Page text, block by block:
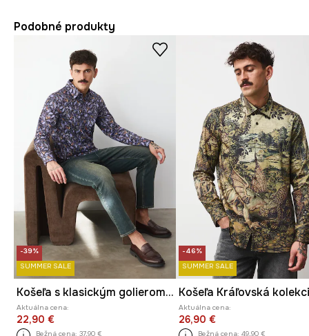
Podobné produkty
-39%
SUMMER SALE
Košeľa s klasickým golierom, so vzorom
Aktuálna cena:
22,90 €
Bežná cena: 37,90 €
-46%
SUMMER SALE
Košeľa Kráľovská
Aktuálna cena:
26,90 €
Bežná cena: 49,90 €